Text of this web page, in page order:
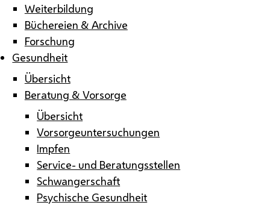
Weiterbildung
Büchereien & Archive
Forschung
Gesundheit
Übersicht
Beratung & Vorsorge
Übersicht
Vorsorgeuntersuchungen
Impfen
Service- und Beratungsstellen
Schwangerschaft
Psychische Gesundheit